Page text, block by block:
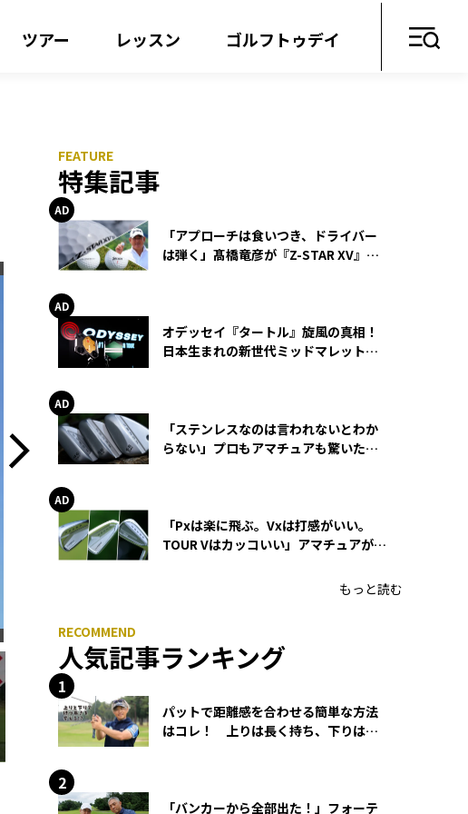
ツアー レッスン ゴルフトゥデイ
特集記事
「アプローチは食いつき、ドライバー
は弾く」髙橋竜彦が『Z-STAR XV』を
オデッセイ『タートル』旋風の真相！
日本生まれの新世代ミッドマレットが
「ステンレスなのは言われないとわか
らない」プロもアマチュアも驚いた
「Pxは楽に飛ぶ。Vxは打感がいい。
TOUR Vはカッコいい」アマチュアが選
もっと読む
人気記事ランキング
パットで距離感を合わせる簡単な方法
はコレ！ 上りは長く持ち、下りは短
「バンカーから全部出た！」フォーテ